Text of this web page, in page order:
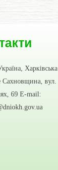
Харківська
Сахновщина, вул.
69 E-mail: